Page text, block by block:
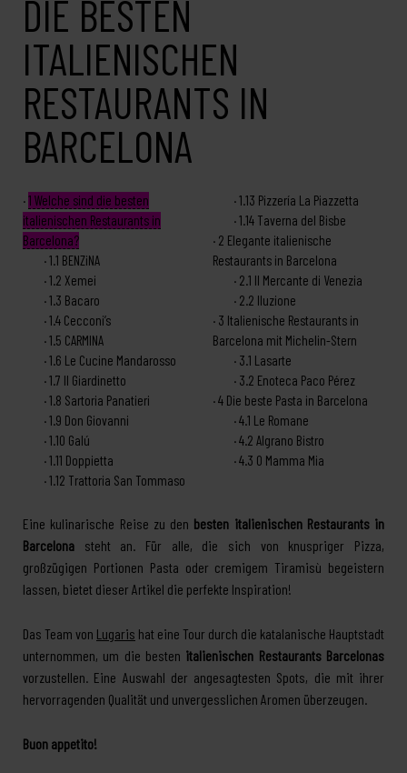
DIE BESTEN
ITALIENISCHEN
RESTAURANTS IN
BARCELONA
1 Welche sind die besten
italienischen Restaurants in
Barcelona?
1.1 BENZiNA
1.2 Xemei
1.3 Bacaro
1.4Cecconi’s
1.5 CARMINA
1.6 Le Cucine Mandarosso
1.7 Il Giardinetto
1.8 Sartoria Panatieri
1.9 Don Giovanni
1.10 Galú
1.11 Doppietta
1.12 Trattoria San Tommaso
1.13 Pizzería La Piazzetta
1.14Taverna del Bisbe
2 Elegante italienische
Restaurants in Barcelona
2.1 Il Mercante di Venezia
2.2 Iluzione
3 Italienische Restaurants in
Barcelona mit Michelin-Stern
3.1 Lasarte
3.2 Enoteca Paco Pérez
4 Die beste Pasta in Barcelona
4.1 Le Romane
4.2 Algrano Bistro
4.3 O Mamma Mia
Eine kulinarische Reise zu den besten italienischen Restaurants in
Barcelona steht an. Für alle, die sich von knuspriger Pizza,
großzügigen Portionen Pasta oder cremigem Tiramisù begeistern
lassen, bietet dieser Artikel die perfekte Inspiration!
Das Team von Lugaris hat eine Tour durch die katalanische Hauptstadt
unternommen, um die besten italienischen Restaurants Barcelonas
vorzustellen. Eine Auswahl der angesagtesten Spots, die mit ihrer
hervorragenden Qualität und unvergesslichen Aromen überzeugen.
Buon appetito!